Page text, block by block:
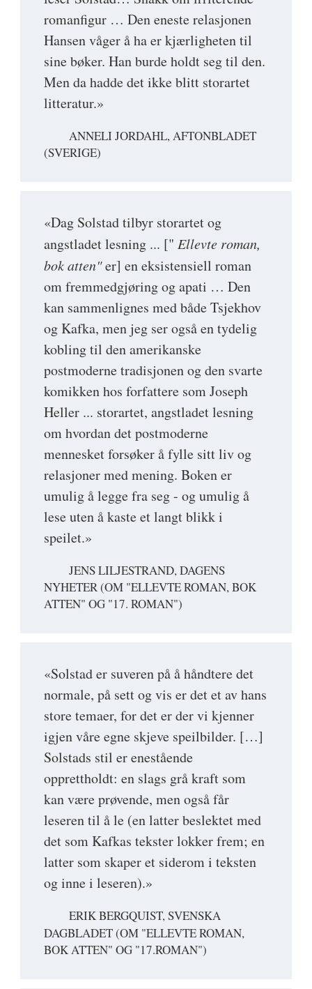
romanfigur … Den eneste relasjonen
Hansen våger å ha er kjærligheten til
sine bøker. Han burde holdt seg til den.
Men da hadde det ikke blitt storartet
litteratur.»
ANNELI JORDAHL, AFTONBLADET
(SVERIGE)
«Dag Solstad tilbyr storartet og
angstladet lesning ... [" Ellevte roman,
bok atten"er] en eksistensiell roman
om fremmedgjøring og apati … Den
kan sammenlignes med både Tsjekhov
og Kafka, men jeg ser også en tydelig
kobling til den amerikanske
postmoderne tradisjonen og den svarte
komikken hos forfattere som Joseph
Heller ... storartet, angstladet lesning
om hvordan det postmoderne
mennesket forsøker å fylle sitt liv og
relasjoner med mening. Boken er
umulig å legge fra seg - og umulig å
lese uten å kaste et langt blikk i
speilet.»
JENS LILJESTRAND, DAGENS
NYHETER (OM "ELLEVTE ROMAN, BOK
ATTEN" OG "17. ROMAN")
«Solstad er suveren på å håndtere det
normale, på sett og vis er det et av hans
store temaer, for det er der vi kjenner
igjen våre egne skjeve speilbilder. […]
Solstads stil er enestående
opprettholdt: en slags grå kraft som
kan være prøvende, men også får
leseren til å le (en latter beslektet med
det som Kafkas tekster lokker frem; en
latter som skaper et siderom i teksten
og inne i leseren).»
ERIK BERGQUIST, SVENSKA
DAGBLADET (OM "ELLEVTE ROMAN,
BOK ATTEN" OG "17.ROMAN")